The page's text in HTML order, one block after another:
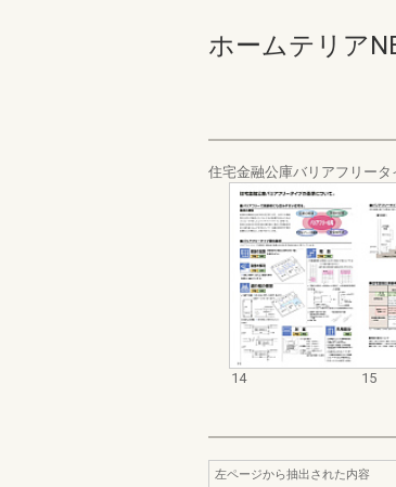
ホームテリア
住宅金融公庫バリアフリータ
14 15
左ページから抽出された内容